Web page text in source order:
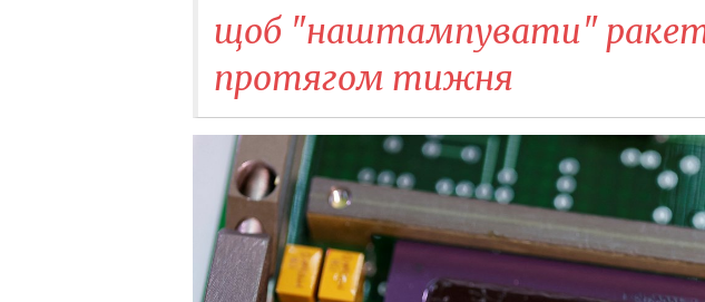
щоб "наштампувати" ракет
протягом тижня